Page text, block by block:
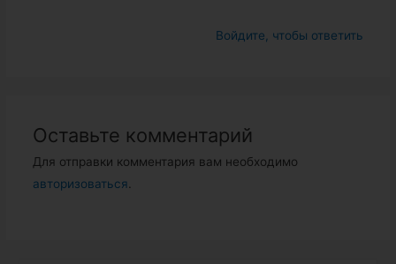
Войдите, чтобы ответить
Оставьте комментарий
Для отправки комментария вам необходимо
авторизоваться